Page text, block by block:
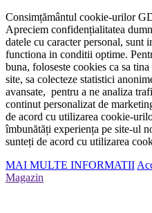
Consimțământul cookie-urilor
Apreciem confidențialitatea
datele cu caracter personal, sunt
functiona in conditii optime.
buna, foloseste cookies ca sa
site, sa colecteze statistici
avansate, pentru a ne analiza
continut personalizat de
de acord cu utilizarea cookie-
îmbunătăți experiența pe site-ul
sunteți de acord cu utilizarea
MAI MULTE INFORMATII
Magazin